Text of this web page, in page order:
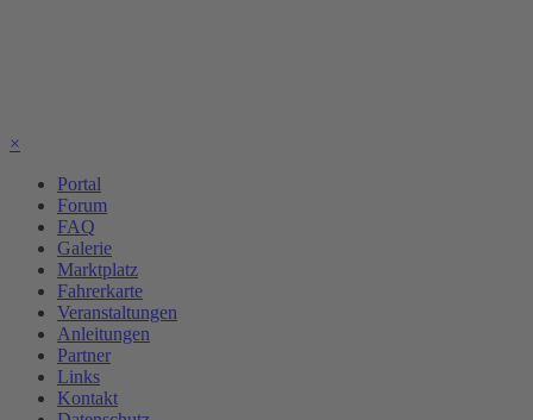
×
Portal
Forum
FAQ
Galerie
Marktplatz
Fahrerkarte
Veranstaltungen
Anleitungen
Partner
Links
Kontakt